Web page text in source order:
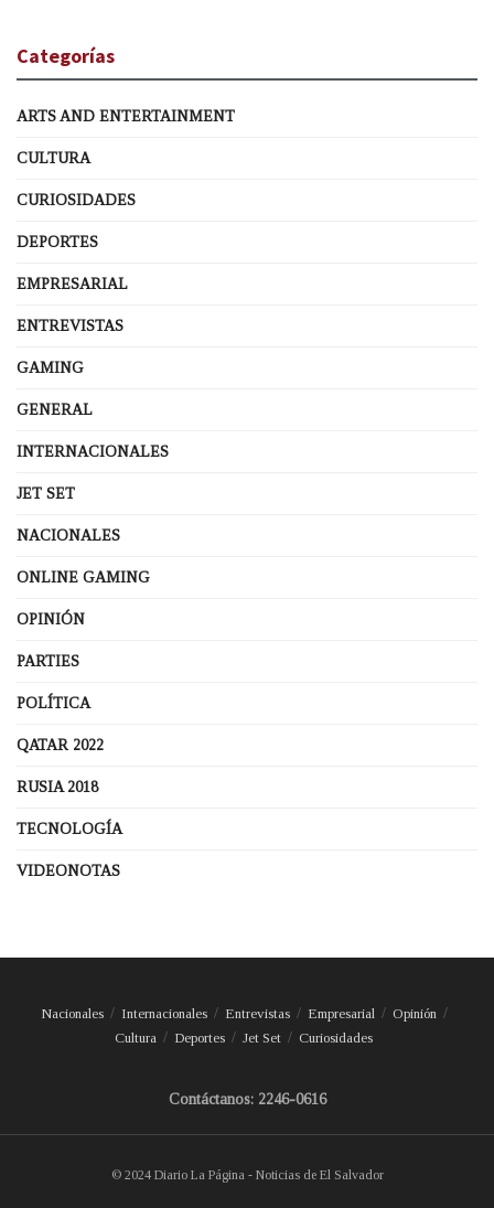
Categorías
ARTS AND ENTERTAINMENT
CULTURA
CURIOSIDADES
DEPORTES
EMPRESARIAL
ENTREVISTAS
GAMING
GENERAL
INTERNACIONALES
JET SET
NACIONALES
ONLINE GAMING
OPINIÓN
PARTIES
POLÍTICA
QATAR 2022
RUSIA 2018
TECNOLOGÍA
VIDEONOTAS
Nacionales Internacionales Entrevistas Empresarial
Opinión
Cultura
Deportes Jet Set Curiosidades
Contáctanos: 2246-0616
© 2024 Diario La Página - Noticias de El Salvador